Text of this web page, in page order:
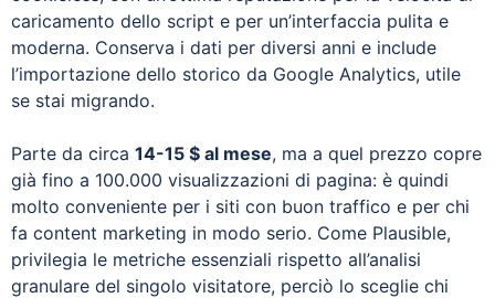
caricamento dello script e per un’interfaccia pulita e
moderna. Conserva i dati per diversi anni e include
l’importazione dello storico da Google Analytics, utile
se stai migrando.
Parte da circa 14-15 $ al mese, ma a quel prezzo copre
già fino a 100.000 visualizzazioni di pagina: è quindi
molto conveniente per i siti con buon traffico e per chi
fa content marketing in modo serio. Come Plausible,
privilegia le metriche essenziali rispetto all’analisi
granulare del singolo visitatore, perciò lo sceglie chi